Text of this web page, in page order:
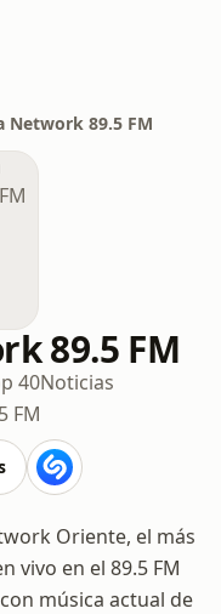
Network 89.5 FM
89.5 FM
40Noticias
FM
Oriente, el más
vivo en el 89.5 FM
música actual de